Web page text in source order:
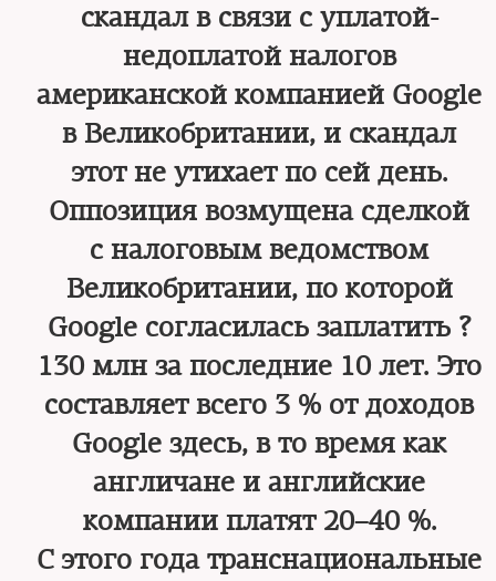
скандал в связи с уплатой-
недоплатой налогов
американской компанией Google
в Великобритании, и скандал
этот не утихает по сей день.
Оппозиция возмущена сделкой
с налоговым ведомством
Великобритании, по которой
Google согласилась заплатить ?
130 млн за последние 10 лет. Это
составляет всего 3 % от доходов
Google здесь, в то время как
англичане и английские
компании платят 20–40 %.
С этого года транснациональные